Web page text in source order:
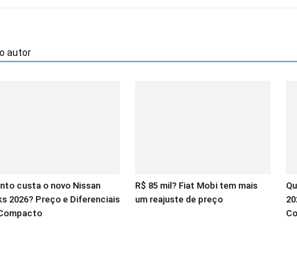
autor
custa o novo Nissan
2026? Preço e Diferenciais
R$ 85 mil? Fiat Mobi tem mais
um reajuste de preço